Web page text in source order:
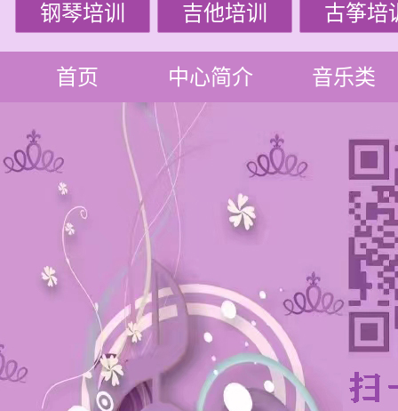
钢琴培训 吉他培训 古筝培
首页 中心简介 音乐类